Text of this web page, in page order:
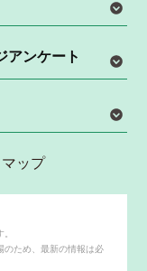
ンケート
ップ
のため、最新の情報は必